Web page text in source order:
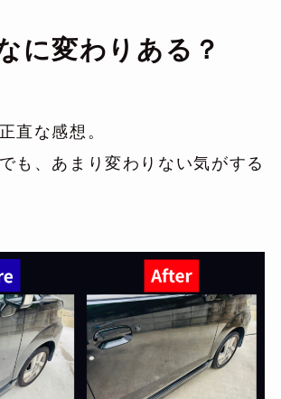
に変わりある？
直な感想。
も、あまり変わりない気がする